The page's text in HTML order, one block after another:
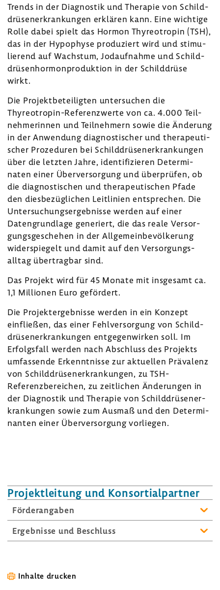
Trends in der Diagnostik und Therapie von Schild­
drü­sen­er­kran­kungen erklären kann. Eine wich­tige
Rolle dabei spielt das Hormon Thyreo­tropin (TSH),
das in der Hypo­physe produ­ziert wird und stimu­
lie­rend auf Wachstum, Jodauf­nahme und Schild­
drü­sen­hor­mon­pro­duk­tion in der Schild­drüse
wirkt.
Die Projekt­be­tei­ligten unter­su­chen die
Thyreotropin-​Referenzwerte von ca. 4.000 Teil­
neh­me­rinnen und Teil­neh­mern sowie die Ände­rung
in der Anwen­dung diagnos­ti­scher und thera­peu­ti­
scher Proze­duren bei Schild­drü­sen­er­kran­kungen
über die letzten Jahre, iden­ti­fi­zieren Deter­mi­
naten einer Über­ver­sor­gung und über­prüfen, ob
die diagnos­ti­schen und thera­peu­ti­schen Pfade
den dies­be­züg­li­chen Leit­li­nien entspre­chen. Die
Unter­su­chungs­er­geb­nisse werden auf einer
Daten­grund­lage gene­riert, die das reale Versor­
gungs­ge­schehen in der Allge­mein­be­völ­ke­rung
wider­spie­gelt und damit auf den Versor­gungs­
alltag über­tragbar sind.
Das Projekt wird für 45 Monate mit insge­samt ca.
1,1 Millionen Euro geför­dert.
Die Projekt­er­geb­nisse werden in ein Konzept
einfließen, das einer Fehl­ver­sor­gung von Schild­
drü­sen­er­kran­kungen entge­gen­wirken soll. Im
Erfolgs­fall werden nach Abschluss des Projekts
umfas­sende Erkennt­nisse zur aktu­ellen Präva­lenz
von Schild­drü­sen­er­kran­kungen, zu TSH-​
Referenzbereichen, zu zeit­li­chen Ände­rungen in
der Diagnostik und Therapie von Schild­drü­sen­er­
kran­kungen sowie zum Ausmaß und den Deter­mi­
nanten einer Über­ver­sor­gung vorliegen.
Projekt­lei­tung und Konsor­ti­al­partner
Förder­an­gaben
Ergeb­nisse und Beschluss
Inhalte drucken